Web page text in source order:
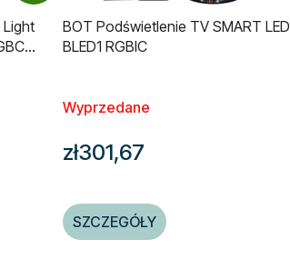
Light
BOT Podświetlenie TV SMART LED
BLED1 RGBIC
Wyprzedane
zł301,67
SZCZEGÓŁY